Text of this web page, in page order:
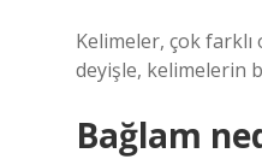
Kelimeler, çok
deyişle, kelimelerin
Bağlam